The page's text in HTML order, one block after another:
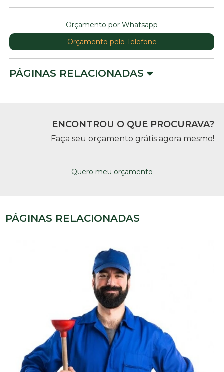
Orçamento por Whatsapp
Orçamento pelo Telefone
PÁGINAS RELACIONADAS
ENCONTROU O QUE PROCURAVA?
Faça seu orçamento grátis agora mesmo!
Quero meu orçamento
PÁGINAS RELACIONADAS